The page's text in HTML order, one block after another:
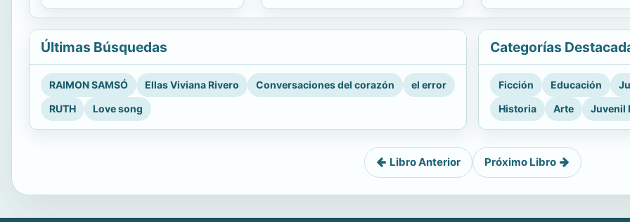
Últimas Búsquedas
RAIMON SAMSÓ Ellas Viviana Rivero Conversaciones del corazón
el error
RUTH
Love song
Categorías
Ficción Educación
Historia
Arte Juvenil
Libro Anterior Próximo Libro